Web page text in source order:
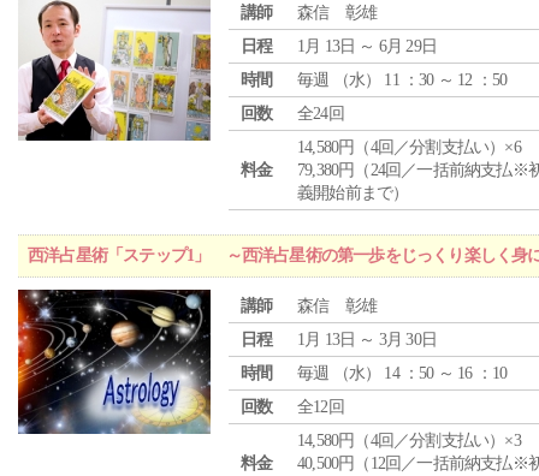
講師
森信 彰雄
日程
1月 13日 ～ 6月 29日
時間
毎週 （水） 11 ：30 ～ 12 ：50
回数
全24回
料金
14,580円（4回／分割支払い）×6
79,380円（24回／一括前納支払※
義開始前まで）
西洋占星術「ステップ1」 ～西洋占星術の第一歩をじっくり楽しく身
講師
森信 彰雄
日程
1月 13日 ～ 3月 30日
時間
毎週 （水） 14 ：50 ～ 16 ：10
回数
全12回
料金
14,580円（4回／分割支払い）×3
40,500円（12回／一括前納支払※